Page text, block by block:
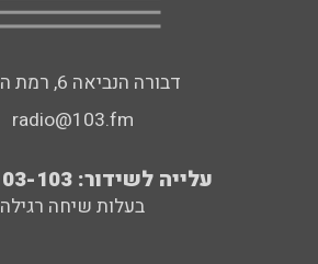
דבורה הנביאה 6, רמת השרון
radio@103.fm
עלייה לשידור: 0552-103-103
בעלות שיחה רגילה